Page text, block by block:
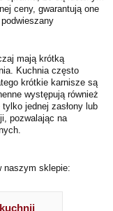
ceny, gwarantują one
mają krótką
Kuchnia często
krótkie karnisze są
występują również
jednej zasłony lub
pozwalając na
naszym sklepie: